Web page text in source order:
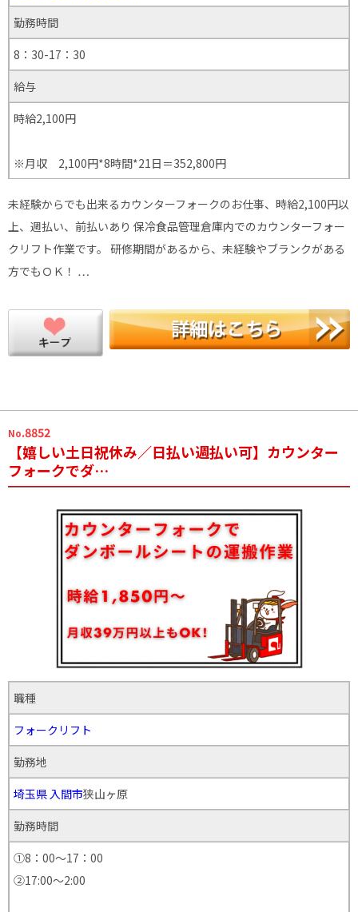
勤務時間
8：30-17：30
給与
時給2,100円
※月収 2,100円*8時間*21日＝352,800円
未経験からでも出来るカウンターフォークのお仕事、時給2,100円以
上、週払い、前払いあり 保冷食品管理倉庫内でのカウンターフォー
クリフト作業です。 研修期間があるから、未経験やブランクがある
方でもＯＫ！ …
No.8852
【嬉しい土日祝休み／日払い週払い可】カウンター
フォークでダ…
職種
フォークリフト
勤務地
埼玉県入間市狭山ヶ原
勤務時間
①8：00～17：00
②17:00～2:00